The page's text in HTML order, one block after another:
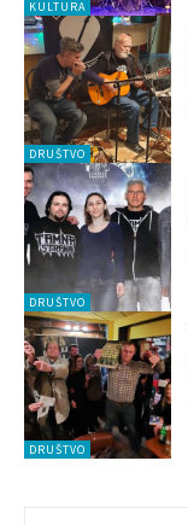
KULTURA
DRUŠTVO
DRUŠTVO
DRUŠTVO